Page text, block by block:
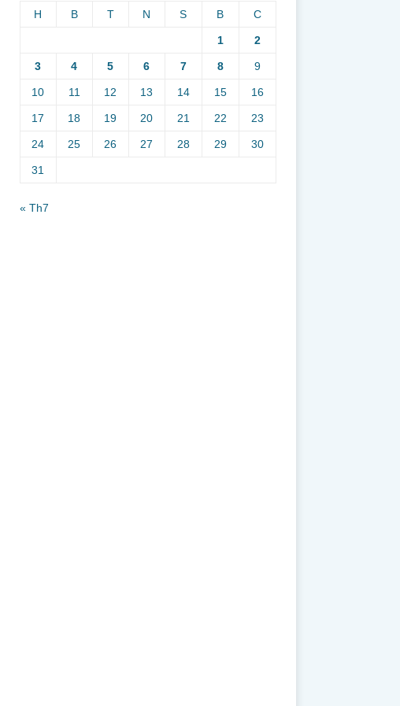
H B T N S B C
1 2
3 4 5 6 7 8 9
10 11 12 13 14 15 16
17 18 19 20 21 22 23
24 25 26 27 28 29 30
31
« Th7